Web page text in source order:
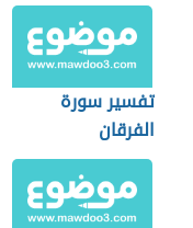
تفسير سورة
الفرقان